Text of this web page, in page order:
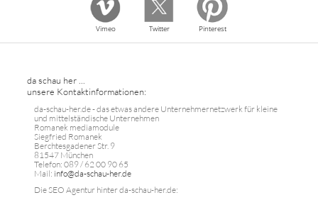
Vimeo Twitter Pinterest
da schau her ...
unsere Kontaktinformationen:
da-schau-her.de - das etwas andere Unternehmernetzwerk für kleine
und mittelständische Unternehmen
Romanek mediamodule
Siegfried Romanek
Berchtesgadener Str. 9
81547 München
Telefon: 089 / 62 00 90 65
Mail: info@da-schau-her.de
Die SEO Agentur hinter da-schau-her.de: